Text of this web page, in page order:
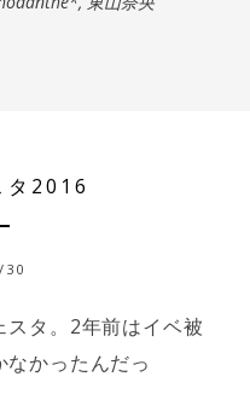
タ2016
タ。2年前はイベ被
なかったんだっ